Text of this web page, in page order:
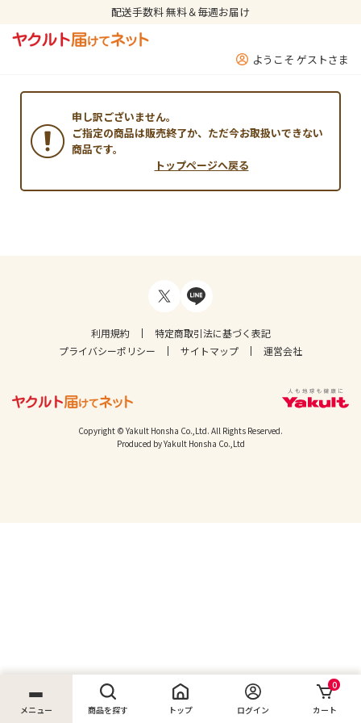
配送手数料 無料＆毎週お届け
ようこそ ゲストさま
メニュー 商品を探す トップ ログイン
0
カート
申し訳ございません。
ご指定の商品は販売終了か、ただ今お取扱いできない
商品です。
トップページへ戻る
利用規約
特定商取引法に基づく表記
プライバシーポリシー
サイトマップ 運営会社
Copyright © Yakult Honsha Co.,Ltd. All Rights Reserved.
Produced by Yakult Honsha Co.,Ltd